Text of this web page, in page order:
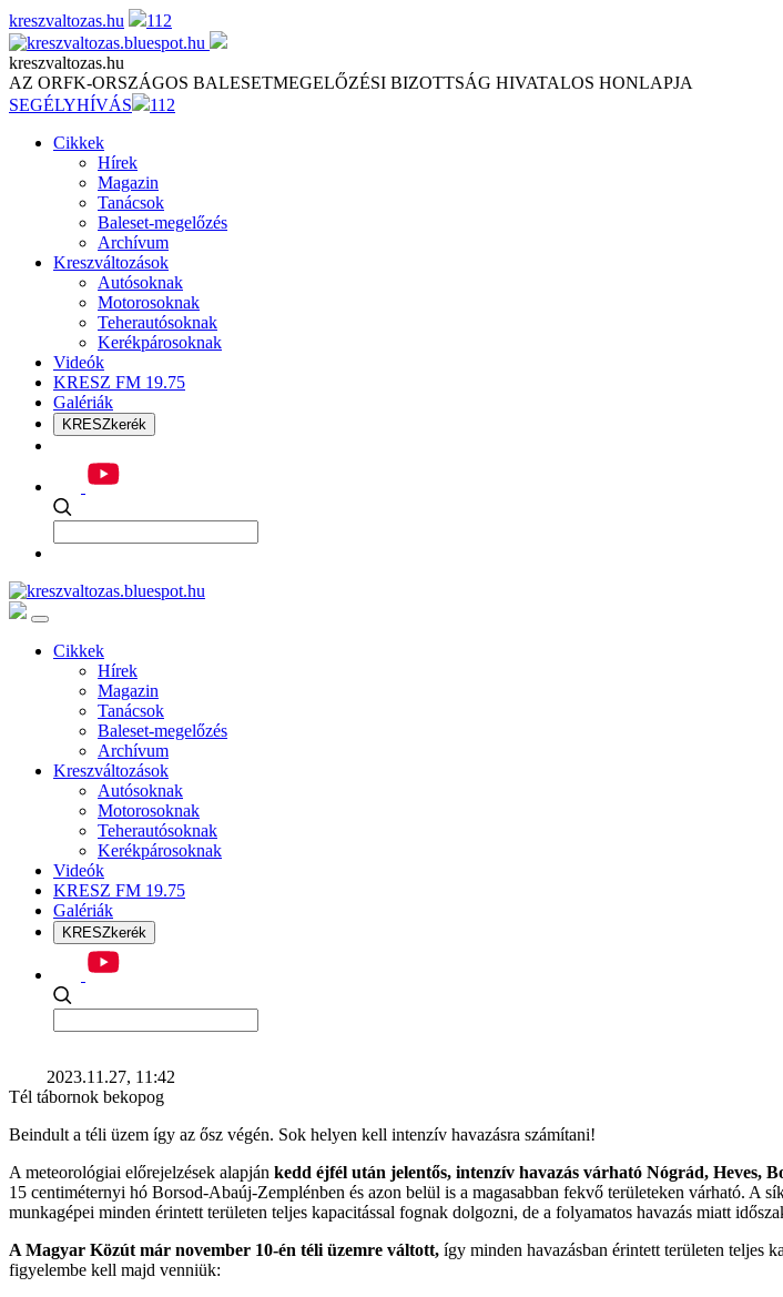
Skip
to
content
kreszvaltozas.hu 112
kreszvaltozas.hu
AZ ORFK-ORSZÁGOS BALESETMEGELŐZÉSI BIZOTTSÁG HIVATALOS HONLAPJA
SEGÉLYHÍVÁS
112
Cikkek
Hírek
Magazin
Tanácsok
Baleset-megelőzés
Archívum
Kreszváltozások
Autósoknak
Motorosoknak
Teherautósoknak
Kerékpárosoknak
Videók
KRESZ FM 19.75
Galériák
KRESZkerék
Cikkek
Hírek
Magazin
Tanácsok
Baleset-megelőzés
Archívum
Kreszváltozások
Autósoknak
Motorosoknak
Teherautósoknak
Kerékpárosoknak
Videók
KRESZ FM 19.75
Galériák
KRESZkerék
2023.11.27, 11:42
Tél tábornok bekopog
Beindult a téli üzem így az ősz végén. Sok helyen kell intenzív havazásra számítani!
A meteorológiai előrejelzések alapján kedd éjfél után jelentős, intenzív havazás várható Nógrád, Heves,
15 centiméternyi hó Borsod-Abaúj-Zemplénben és azon belül is a magasabban fekvő területeken várható.
munkagépei minden érintett területen teljes kapacitással fognak dolgozni, de a folyamatos havazás miatt
A Magyar Közút már november 10-én téli üzemre váltott, így minden havazásban érintett területen teljes
figyelembe kell majd venniük: